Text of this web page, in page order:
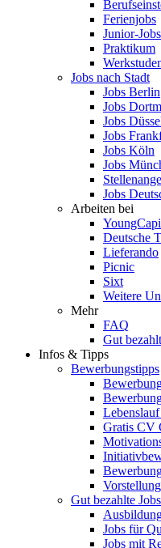
Ferienjobs
Junior-Jobs
Praktikum
Jobs nach Stadt
Jobs Berlin
Jobs
Jobs
Jobs
Jobs Köln
Jobs
Jobs
Arbeiten bei
Deutsche
Lieferando
Picnic
Sixt
Weitere
Mehr
FAQ
Gut
Infos & Tipps
Bewerbungstipps
Gratis CV
Gut bezahlte Jobs
Jobs für
Jobs mit